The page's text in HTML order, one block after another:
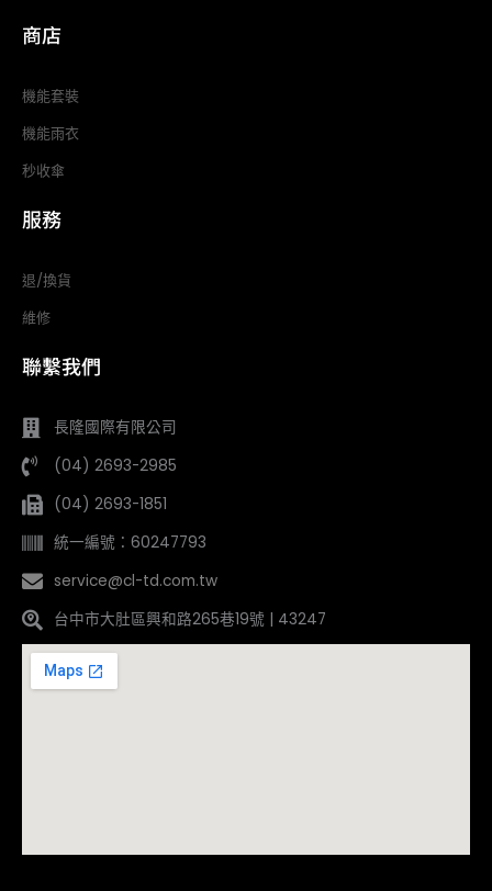
商店
機能套裝
機能雨衣
秒收傘
服務
退/換貨
維修
聯繫我們
長隆國際有限公司
(04) 2693-2985
(04) 2693-1851
統一編號：60247793
service@cl-td.com.tw
台中市大肚區興和路265巷19號 | 43247